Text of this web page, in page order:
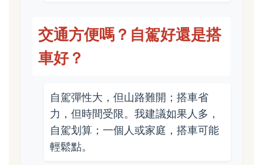
交通方便嗎？自駕好還是搭
車好？
自駕彈性大，但山路難開；搭車省
力，但時間受限。我建議如果人多，
自駕划算；一個人或家庭，搭車可能
輕鬆點。